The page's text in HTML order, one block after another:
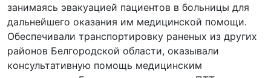
занимаясь эвакуацией пациентов в больницы для
дальнейшего оказания им медицинской помощи.
Обеспечивали транспортировку раненых из других
районов Белгородской области, оказывали
консультативную помощь медицинским